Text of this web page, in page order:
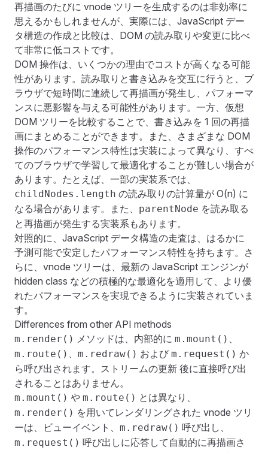
再描画のたびに vnode ツリーを生成するのは非効率に
思えるかもしれませんが、実際には、JavaScript デー
タ構造の作成と比較は、DOM の読み取りや変更に比べ
て非常に低コストです。
DOM 操作は、いくつかの理由でコストが高くなる可能
性があります。読み取りと書き込みを交互に行うと、ブ
ラウザで短時間に連続して再描画が発生し、パフォーマ
ンスに悪影響を与える可能性があります。一方、仮想
DOM ツリーを比較することで、書き込みを 1 回の再描
画にまとめることができます。また、さまざまな DOM
操作のパフォーマンス特性は実装によって異なり、すべ
てのブラウザで学習して最適化することが難しい場合が
あります。たとえば、一部の実装系では、
childNodes.length の読み取りの計算量が O(n) に
なる場合があります。また、 parentNode を読み取る
と再描画が発生する実装系もあります。
対照的に、JavaScript データ構造の走査は、はるかに
予測可能で安定したパフォーマンス特性を持ちます。さ
らに、vnode ツリーは、最新の JavaScript エンジンが
hidden class などの積極的な最適化を適用して、より優
れたパフォーマンスを実現できるように実装されていま
す。
Differences from other API methods
m.render() メソッドは、内部的に m.mount() 、
m.route() 、 m.redraw() および m.request() か
ら呼び出されます。 ストリームの更新 後に直接呼び出
されることはありません。
m.mount() や m.route() とは異なり、
m.render() を用いてレンダリングされた vnode ツリ
ーは、ビューイベント、 m.redraw() 呼び出し、
m.request() 呼び出しに応答して自動的に再描画さ